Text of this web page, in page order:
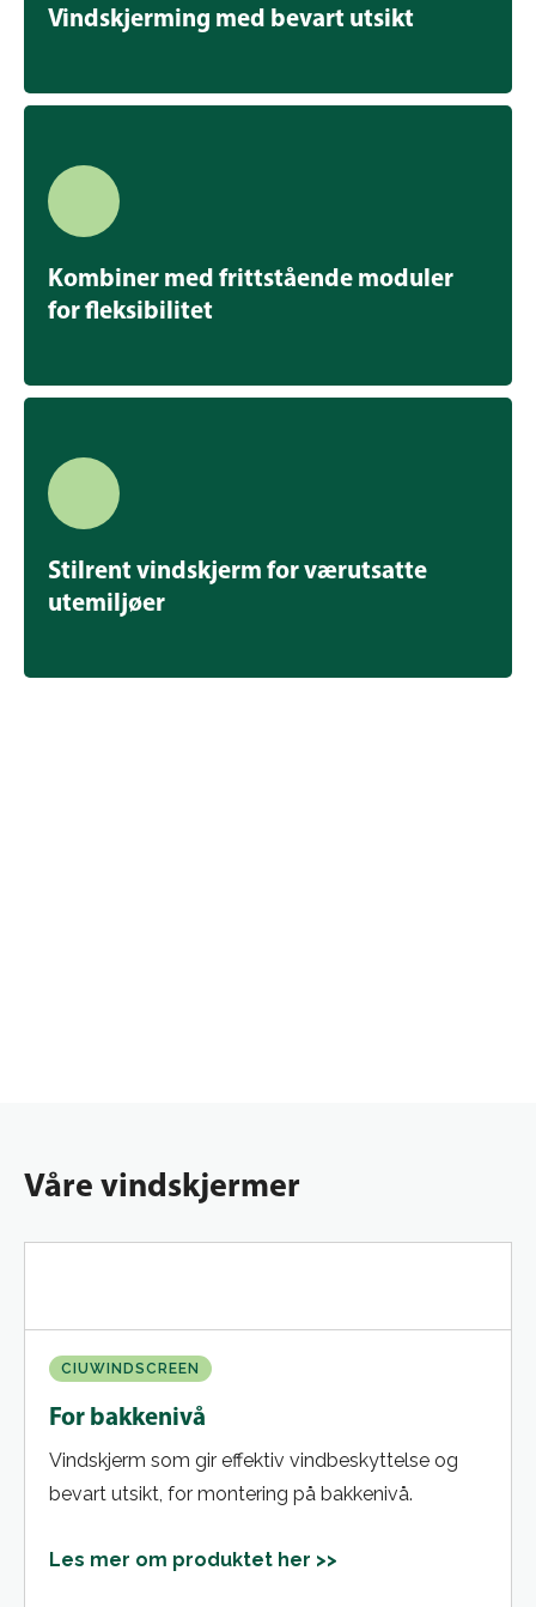
Vindskjerming med bevart utsikt
Kombiner med frittstående moduler
for fleksibilitet
Stilrent vindskjerm for værutsatte
utemiljøer
Våre vindskjermer
CIUWINDSCREEN
For bakkenivå
Vindskjerm som gir effektiv vindbeskyttelse og
bevart utsikt, for montering på bakkenivå.
Les mer om produktet her >>